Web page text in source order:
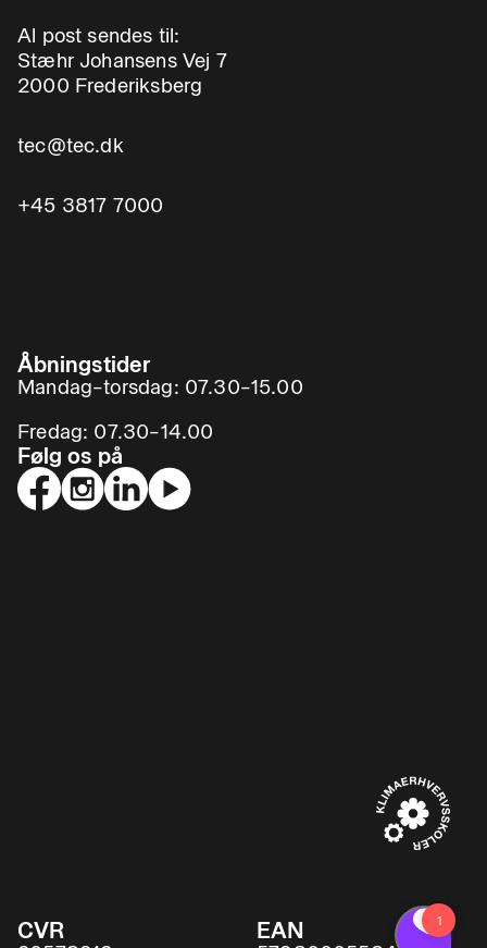
Al post sendes til:
Stæhr Johansens Vej 7
2000 Frederiksberg
tec@tec.dk
+45 3817 7000
Åbningstider
Mandag–torsdag: 07.30–15.00
Fredag: 07.30–14.00
Følg os på
CVR EAN